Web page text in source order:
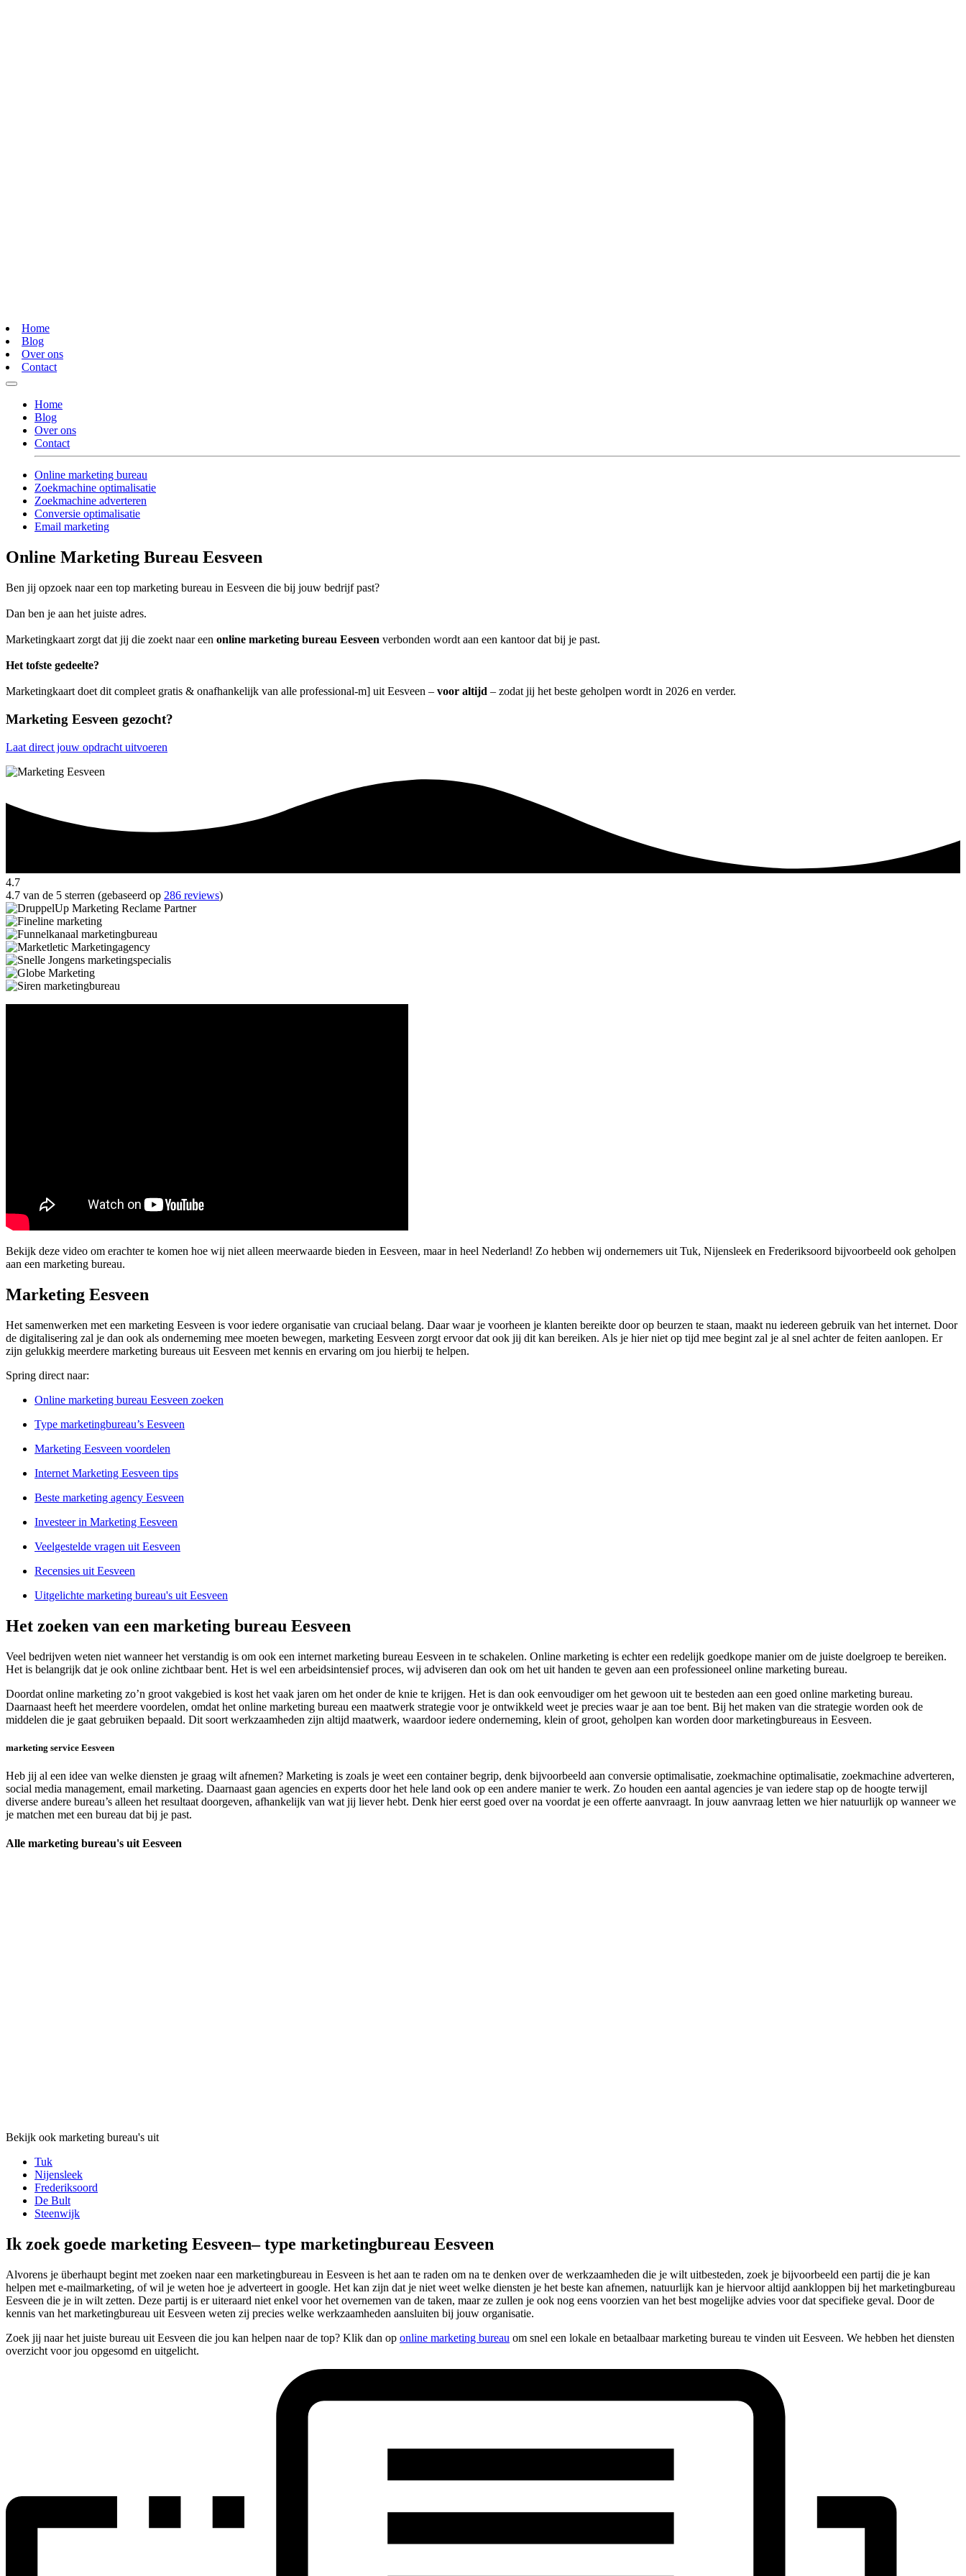
Home
Blog
Over ons
Contact
Home
Blog
Over ons
Contact
Online marketing bureau
Zoekmachine optimalisatie
Zoekmachine adverteren
Conversie optimalisatie
Email marketing
Online Marketing Bureau Eesveen
Ben jij opzoek naar een top marketing bureau in Eesveen die bij jouw bedrijf past?
Dan ben je aan het juiste adres.
Marketingkaart zorgt dat jij die zoekt naar een online marketing bureau Eesveen verbonden wordt aan een kantoor dat bij je past.
Het tofste gedeelte?
Marketingkaart doet dit compleet gratis & onafhankelijk van alle professional-m] uit Eesveen – voor altijd – zodat jij het beste geholpen wordt in 2026 en verder.
Marketing Eesveen gezocht?
Laat direct jouw opdracht uitvoeren
4.7
4.7 van de 5 sterren (gebaseerd op 286 reviews)
Bekijk deze video om erachter te komen hoe wij niet alleen meerwaarde bieden in Eesveen, maar in heel Nederland! Zo hebben wij ondernemers uit Tuk, Nijensleek en Frederiksoord bijvoorbeeld ook geholpen
aan een marketing bureau.
Marketing Eesveen
Het samenwerken met een marketing Eesveen is voor iedere organisatie van cruciaal belang. Daar waar je voorheen je klanten bereikte door op beurzen te staan, maakt nu iedereen gebruik van het internet. Door
de digitalisering zal je dan ook als onderneming mee moeten bewegen, marketing Eesveen zorgt ervoor dat ook jij dit kan bereiken. Als je hier niet op tijd mee begint zal je al snel achter de feiten aanlopen. Er
zijn gelukkig meerdere marketing bureaus uit Eesveen met kennis en ervaring om jou hierbij te helpen.
Spring direct naar:
Online marketing bureau Eesveen zoeken
Type marketingbureau’s Eesveen
Marketing Eesveen voordelen
Internet Marketing Eesveen tips
Beste marketing agency Eesveen
Investeer in Marketing Eesveen
Veelgestelde vragen uit Eesveen
Recensies uit Eesveen
Uitgelichte marketing bureau's uit Eesveen
Het zoeken van een marketing bureau Eesveen
Veel bedrijven weten niet wanneer het verstandig is om ook een internet marketing bureau Eesveen in te schakelen. Online marketing is echter een redelijk goedkope manier om de juiste doelgroep te bereiken.
Het is belangrijk dat je ook online zichtbaar bent. Het is wel een arbeidsintensief proces, wij adviseren dan ook om het uit handen te geven aan een professioneel online marketing bureau.
Doordat online marketing zo’n groot vakgebied is kost het vaak jaren om het onder de knie te krijgen. Het is dan ook eenvoudiger om het gewoon uit te besteden aan een goed online marketing bureau.
Daarnaast heeft het meerdere voordelen, omdat het online marketing bureau een maatwerk strategie voor je ontwikkeld weet je precies waar je aan toe bent. Bij het maken van die strategie worden ook de
middelen die je gaat gebruiken bepaald. Dit soort werkzaamheden zijn altijd maatwerk, waardoor iedere onderneming, klein of groot, geholpen kan worden door marketingbureaus in Eesveen.
marketing service Eesveen
Heb jij al een idee van welke diensten je graag wilt afnemen? Marketing is zoals je weet een container begrip, denk bijvoorbeeld aan conversie optimalisatie, zoekmachine optimalisatie, zoekmachine adverteren,
social media management, email marketing. Daarnaast gaan agencies en experts door het hele land ook op een andere manier te werk. Zo houden een aantal agencies je van iedere stap op de hoogte terwijl
diverse andere bureau’s alleen het resultaat doorgeven, afhankelijk van wat jij liever hebt. Denk hier eerst goed over na voordat je een offerte aanvraagt. In jouw aanvraag letten we hier natuurlijk op wanneer we
je matchen met een bureau dat bij je past.
Alle marketing bureau's uit Eesveen
Bekijk ook marketing bureau's uit
Tuk
Nijensleek
Frederiksoord
De Bult
Steenwijk
Ik zoek goede marketing Eesveen– type marketingbureau Eesveen
Alvorens je überhaupt begint met zoeken naar een marketingbureau in Eesveen is het aan te raden om na te denken over de werkzaamheden die je wilt uitbesteden, zoek je bijvoorbeeld een partij die je kan
helpen met e-mailmarketing, of wil je weten hoe je adverteert in google. Het kan zijn dat je niet weet welke diensten je het beste kan afnemen, natuurlijk kan je hiervoor altijd aankloppen bij het marketingbureau
Eesveen die je in wilt zetten. Deze partij is er uiteraard niet enkel voor het overnemen van de taken, maar ze zullen je ook nog eens voorzien van het best mogelijke advies voor dat specifieke geval. Door de
kennis van het marketingbureau uit Eesveen weten zij precies welke werkzaamheden aansluiten bij jouw organisatie.
Zoek jij naar het juiste bureau uit Eesveen die jou kan helpen naar de top? Klik dan op online marketing bureau om snel een lokale en betaalbaar marketing bureau te vinden uit Eesveen. We hebben het diensten
overzicht voor jou opgesomd en uitgelicht.